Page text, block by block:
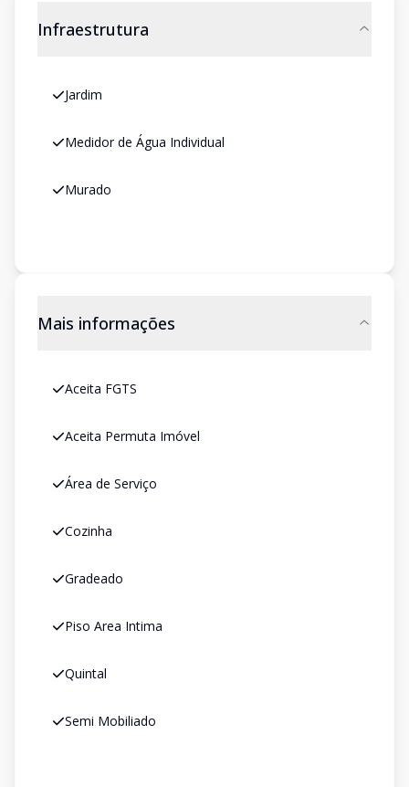
Infraestrutura
Jardim
Medidor de Água Individual
Murado
Mais informações
Aceita FGTS
Aceita Permuta Imóvel
Área de Serviço
Cozinha
Gradeado
Piso Area Intima
Quintal
Semi Mobiliado